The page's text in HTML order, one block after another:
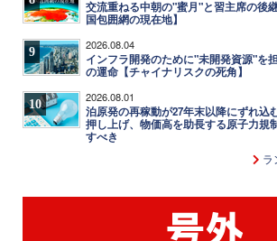
交流重ねる中朝の"蜜月"と習主席の後
国包囲網の現在地】
9 2026.08.04
インフラ開発のために"未開発資源"を
の運命【チャイナリスクの死角】
10 2026.08.01
泊原発の再稼動が27年末以降にずれ込
押し上げ、物価高を助長する原子力規
すべき
ラ